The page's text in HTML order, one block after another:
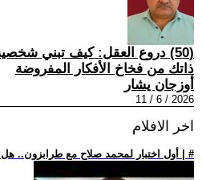
(50) دروع العقل: كيف تبني
ذاتك من فخاخ الأفكار المفروضة
أوزجان يشار
2026 / 6 / 11
اخر الافلام
.. أول اختبار لمحمد صلاح مع طرابزون.. هل يحقق حلم الجماهير؟ | #